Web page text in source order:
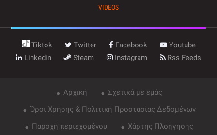
VIDEOS
Tiktok Twitter Facebook
Youtube
Linkedin
Steam Instagram Rss Feeds
Αρχική
Σχετικά με εμάς
Όροι Χρήσης & Πολιτική Προστασίας Δεδομένων
Παροχή περιεχομένου
Χάρτης Πλοήγησης